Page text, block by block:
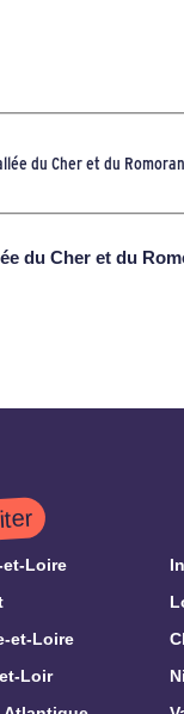
du Cher et du
du Cher et du
et-Loire
et-Loire
Loir